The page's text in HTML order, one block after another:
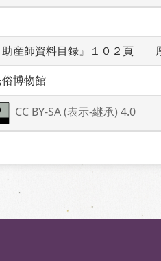
助産師資料目録』１０２頁
博物館
CC BY-SA (表示-継承) 4.0